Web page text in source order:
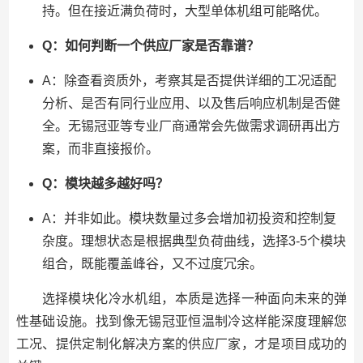
持。但在接近满负荷时，大型单体机组可能略优。
Q：如何判断一个供应厂家是否靠谱？
A：除查看资质外，考察其是否提供详细的工况适配
分析、是否有同行业应用、以及售后响应机制是否健
全。无锡冠亚等专业厂商通常会先做需求调研再出方
案，而非直接报价。
Q：模块越多越好吗？
A：并非如此。模块数量过多会增加初投资和控制复
杂度。理想状态是根据典型负荷曲线，选择3-5个模块
组合，既能覆盖峰谷，又不过度冗余。
选择模块化冷水机组，本质是选择一种面向未来的弹
性基础设施。找到像无锡冠亚恒温制冷这样能深度理解您
工况、提供定制化解决方案的供应厂家，才是项目成功的